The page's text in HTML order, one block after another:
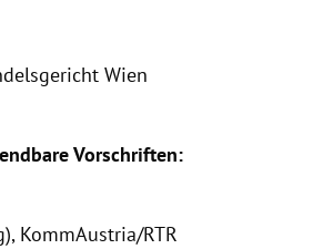
Wien
Vorschriften:
KommAustria/RTR